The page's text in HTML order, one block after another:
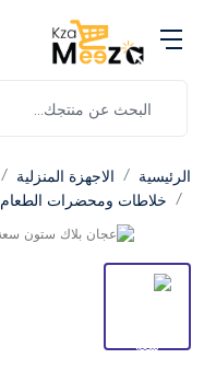
الرئيسية الاجهزة المنزلية
خلاطات ومحضرات الطعام